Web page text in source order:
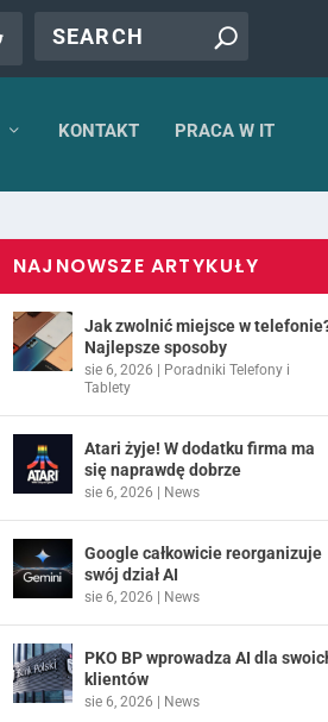
KONTAKT PRACA W IT
NAJNOWSZE ARTYKUŁY
Jak zwolnić miejsce w
Najlepsze sposoby
sie 6, 2026 | Poradniki Telefony i
Tablety
Atari żyje! W dodatku firma ma
się naprawdę dobrze
sie 6, 2026 | News
Google całkowicie reorganizuje
swój dział AI
sie 6, 2026 | News
PKO BP wprowadza AI dla
klientów
sie 6, 2026 | News